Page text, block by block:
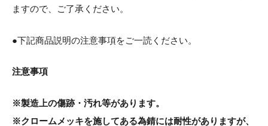
ますので、ご了承ください。
●下記商品説明の注意事項をご一読ください。
注意事項
※製造上の傷跡・汚れ等があります。
※クロームメッキを施してある為錆には耐性がありますが、